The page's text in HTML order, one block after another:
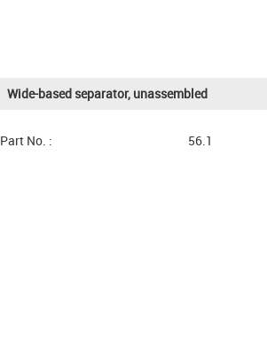
Wide-based separator, unassembled
Part No. : 56.1